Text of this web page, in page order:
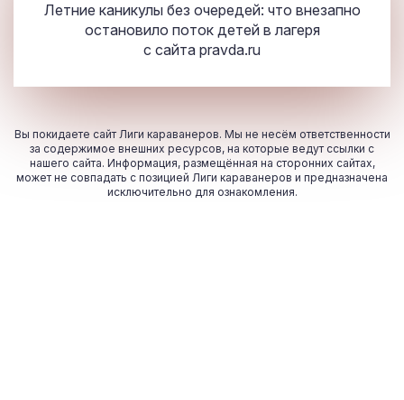
Летние каникулы без очередей: что внезапно
остановило поток детей в лагеря
с сайта pravda.ru
Вы покидаете сайт Лиги караванеров. Мы не несём ответственности
за содержимое внешних ресурсов, на которые ведут ссылки с
нашего сайта. Информация, размещённая на сторонних сайтах,
может не совпадать с позицией Лиги караванеров и предназначена
исключительно для ознакомления.